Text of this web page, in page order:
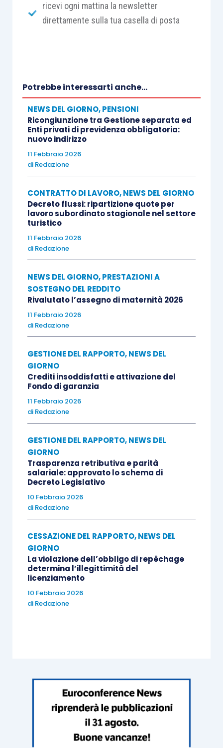
ricevi ogni mattina la newsletter
direttamente sulla tua casella di posta
Potrebbe interessarti anche...
NEWS DEL GIORNO,PENSIONI
Ricongiunzione tra Gestione separata ed
Enti privati di previdenza obbligatoria:
nuovo indirizzo
11 Febbraio 2026
di Redazione
CONTRATTO DI LAVORO,NEWS DEL GIORNO
Decreto flussi: ripartizione quote per
lavoro subordinato stagionale nel settore
turistico
11 Febbraio 2026
di Redazione
NEWS DEL GIORNO,PRESTAZIONI A
SOSTEGNO DEL REDDITO
Rivalutato l’assegno di maternità 2026
11 Febbraio 2026
di Redazione
GESTIONE DEL RAPPORTO,NEWS DEL
GIORNO
Crediti insoddisfatti e attivazione del
Fondo di garanzia
11 Febbraio 2026
di Redazione
GESTIONE DEL RAPPORTO,NEWS DEL
GIORNO
Trasparenza retributiva e parità
salariale: approvato lo schema di
Decreto Legislativo
10 Febbraio 2026
di Redazione
CESSAZIONE DEL RAPPORTO,NEWS DEL
GIORNO
La violazione dell’obbligo di repêchage
determina l’illegittimità del
licenziamento
10 Febbraio 2026
di Redazione